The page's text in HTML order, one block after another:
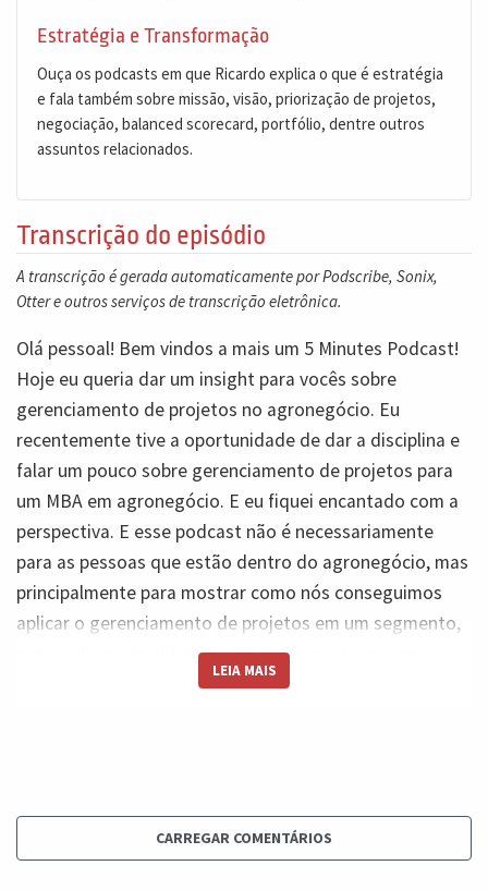
Estratégia e Transformação
Ouça os podcasts em que Ricardo explica o que é estratégia
e fala também sobre missão, visão, priorização de projetos,
negociação, balanced scorecard, portfólio, dentre outros
assuntos relacionados.
Transcrição do episódio
A transcrição é gerada automaticamente por Podscribe, Sonix,
Otter e outros serviços de transcrição eletrônica.
Olá pessoal! Bem vindos a mais um 5 Minutes Podcast!
Hoje eu queria dar um insight para vocês sobre
gerenciamento de projetos no agronegócio. Eu
recentemente tive a oportunidade de dar a disciplina e
falar um pouco sobre gerenciamento de projetos para
um MBA em agronegócio. E eu fiquei encantado com a
perspectiva. E esse podcast não é necessariamente
para as pessoas que estão dentro do agronegócio, mas
principalmente para mostrar como nós conseguimos
aplicar o gerenciamento de projetos em um segmento,
vamos dizer, tão diferente para muitos de nós que,
como, por exemplo, o agronegócio. Bem, algumas
como um projeto. Ela é temporária, ela é única porque
ela está sujeita às condições climáticas, às condições
LEIA MAIS
CARREGAR COMENTÁRIOS